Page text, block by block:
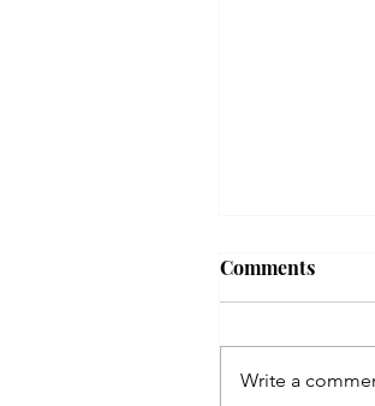
Comments
Write a